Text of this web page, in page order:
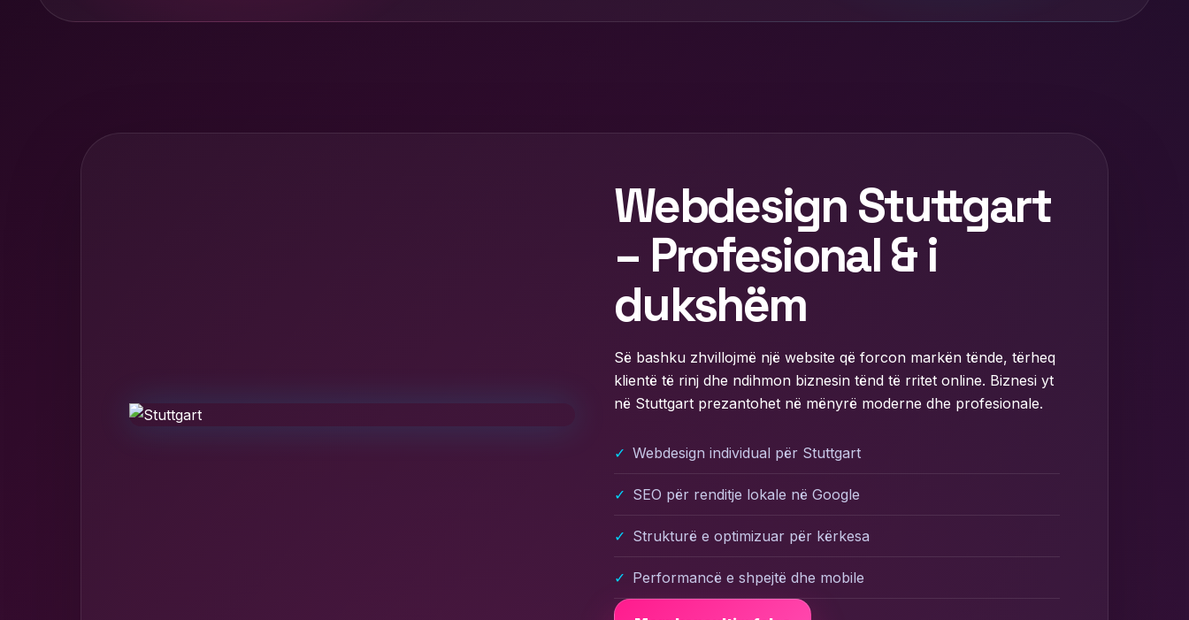
Webdesign Stuttgart
– Profesional & i
dukshëm
Së bashku zhvillojmë një website që forcon markën tënde, tërheq
klientë të rinj dhe ndihmon biznesin tënd të rritet online. Biznesi yt
në Stuttgart prezantohet në mënyrë moderne dhe profesionale.
Webdesign individual për Stuttgart
SEO për renditje lokale në Google
Strukturë e optimizuar për kërkesa
Performancë e shpejtë dhe mobile